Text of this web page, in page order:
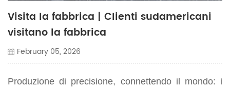
Visita la fabbrica | Clienti sudamericani
visitano la fabbrica
February 05, 2026
Produzione di precisione, connettendo il mondo: i